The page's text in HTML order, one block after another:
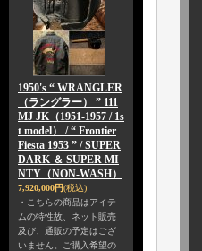
1950's “ WRANGLER
（ラングラー） ” 111
MJ JK（1951-1957 / 1s
t model） / “ Frontier
Fiesta 1953 ” / SUPER
DARK ＆ SUPER MI
NTY（NON-WASH）
7,920,000円(税込)
・こちらの商品はアイテ
ムの特性故、ネット販売
及び、通販の予定はござ
いません。ご購入希望の